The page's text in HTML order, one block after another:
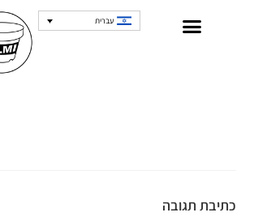
עברית
כתיבת תגובה